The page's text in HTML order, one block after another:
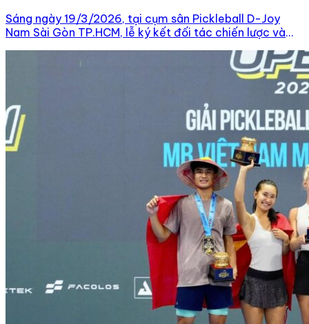
Sáng ngày 19/3/2026, tại cụm sân Pickleball D-Joy
Nam Sài Gòn TP.HCM, lễ ký kết đối tác chiến lược và
Petrolimex Cup đã chính thức diễn ra. Sự đồng hành của
các đối tác và nhà tài trợ không chỉ dừng lại ở […]